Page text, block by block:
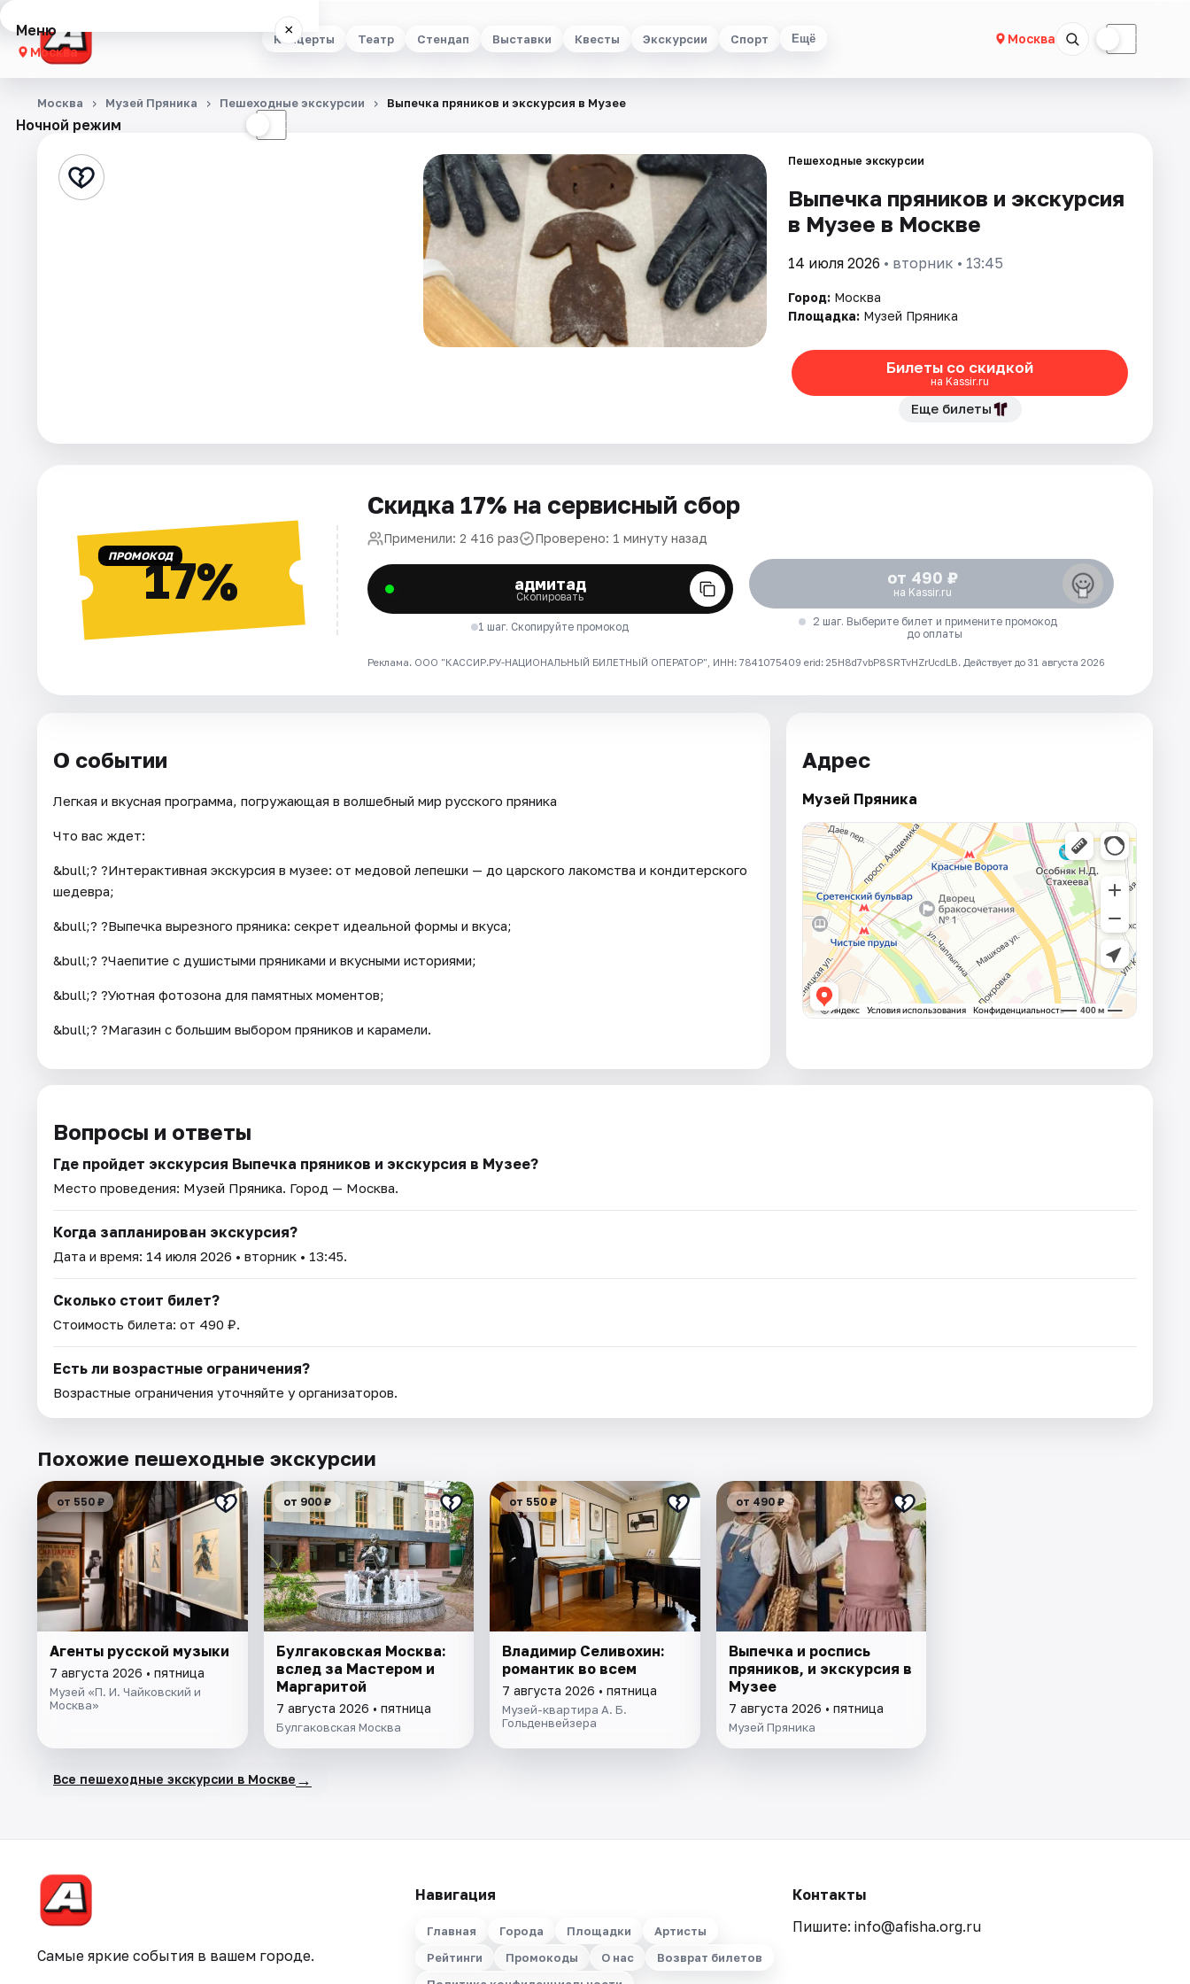
Концерты Театр Стендап Выставки Квесты Экскурсии Спорт Ещё Москва ☾
Меню ×
Москва
Концерты
Стендап
Города
Рейтинги
Ночной режим ☾
Москва Музей Пряника Пешеходные экскурсии Выпечка пряников и экскурсия в Музее
Пешеходные экскурсии
Выпечка пряников и экскурсия
в Музее в Москве
14 июля 2026 • вторник • 13:45
Город: Москва
Площадка: Музей Пряника
Билеты со скидкой
на Kassir.ru
Еще билеты
ПРОМОКОД17%
Скидка 17% на сервисный сбор
Применили: 2 416 раз Проверено: 1 минуту назад
адмитад
Скопировать
1 шаг. Скопируйте промокод
от 490 ₽
на Kassir.ru
2 шаг. Выберите билет и примените промокод
до оплаты
Реклама. ООО "КАССИР.РУ-НАЦИОНАЛЬНЫЙ БИЛЕТНЫЙ ОПЕРАТОР", ИНН: 7841075409 erid: 25H8d7vbP8SRTvHZrUcdLB. Действует до 31 августа 2026
О событии
Легкая и вкусная программа, погружающая в волшебный мир русского пряника
Что вас ждет:
&bull;? ?Интерактивная экскурсия в музее: от медовой лепешки — до царского лакомства и кондитерского
шедевра;
&bull;? ?Выпечка вырезного пряника: секрет идеальной формы и вкуса;
&bull;? ?Чаепитие с душистыми пряниками и вкусными историями;
&bull;? ?Уютная фотозона для памятных моментов;
&bull;? ?Магазин с большим выбором пряников и карамели.
Адрес
Музей Пряника
Вопросы и ответы
Где пройдет экскурсия Выпечка пряников и экскурсия в Музее?
Место проведения: Музей Пряника. Город — Москва.
Когда запланирован экскурсия?
Дата и время: 14 июля 2026 • вторник • 13:45.
Сколько стоит билет?
Стоимость билета: от 490 ₽.
Есть ли возрастные ограничения?
Возрастные ограничения уточняйте у организаторов.
Похожие пешеходные экскурсии
от 550 ₽
Агенты русской музыки
7 августа 2026 • пятница
Музей «П. И. Чайковский и
Москва»
от 900 ₽
Булгаковская Москва:
вслед за Мастером и
Маргаритой
7 августа 2026 • пятница
Булгаковская Москва
от 550 ₽
Владимир Селивохин:
романтик во всем
7 августа 2026 • пятница
Музей-квартира А. Б.
Гольденвейзера
от 490 ₽
Выпечка и роспись
пряников, и экскурсия в
Музее
7 августа 2026 • пятница
Музей Пряника
Все пешеходные экскурсии в Москве →
Самые яркие события в вашем городе.
Навигация
Главная Города Площадки
Артисты
Рейтинги
Промокоды О нас
Возврат билетов
Контакты
Пишите: info@afisha.org.ru